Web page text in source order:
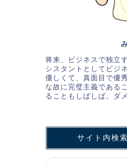
将来、ビジネスで独立
シスタントとしてビジ
優しくて、真面目で優
な故に完璧主義である
ることもしばしば。ダ
サイト内検